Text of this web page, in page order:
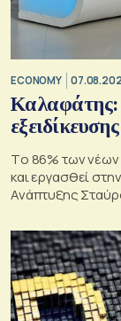
ECONOMY
Καλαφάτης:
Tο 86% των νέων
και εργασθεί
Ανάπτυξης